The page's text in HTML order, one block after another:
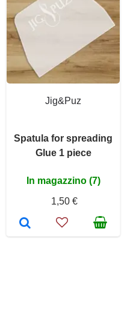
Jig&Puz
Spatula for spreading
Glue 1 piece
In magazzino (7)
1,50 €